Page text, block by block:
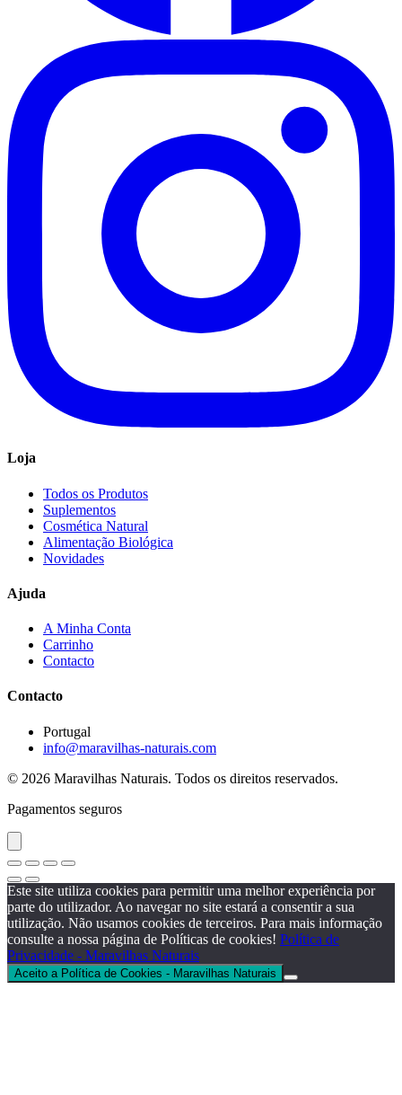
Loja
Todos os Produtos
Suplementos
Cosmética Natural
Alimentação Biológica
Novidades
Ajuda
A Minha Conta
Carrinho
Contacto
Contacto
Portugal
info@maravilhas-naturais.com
© 2026 Maravilhas Naturais. Todos os direitos reservados.
Pagamentos seguros
Este site utiliza cookies para permitir uma melhor experiência por
parte do utilizador. Ao navegar no site estará a consentir a sua
utilização. Não usamos cookies de terceiros. Para mais informação
consulte a nossa página de Políticas de cookies! Política de
Privacidade - Maravilhas Naturais
Aceito a Política de Cookies - Maravilhas Naturais